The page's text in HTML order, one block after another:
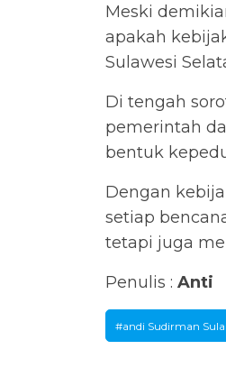
Meski
apakah
Sulawesi
Di tengah
pemerintah
bentuk
Dengan
setiap
tetapi juga
Penulis : Anti
#andi Sudirman